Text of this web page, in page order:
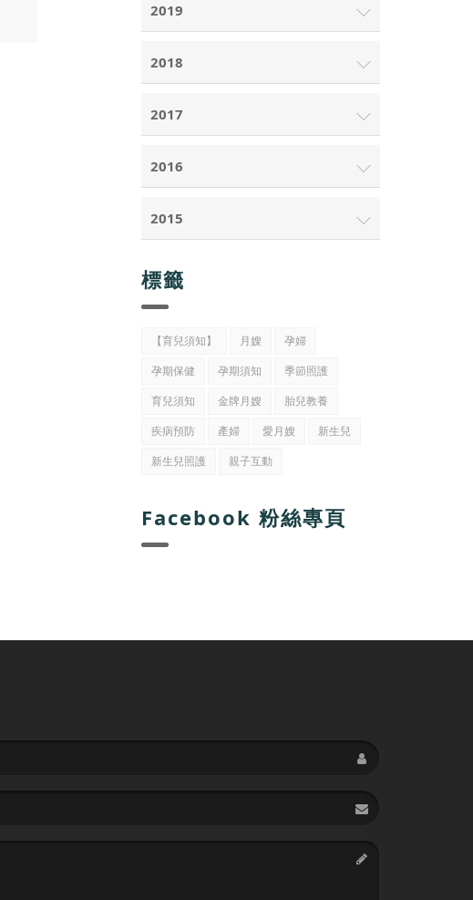
2019
2018
2017
2016
2015
標籤
【育兒須知】 月嫂
孕婦
孕期保健
孕期須知
季節照護
育兒須知
金牌月嫂
胎兒教養
疾病預防
產婦 愛月嫂
新生兒
新生兒照護
親子互動
Facebook 粉絲專頁